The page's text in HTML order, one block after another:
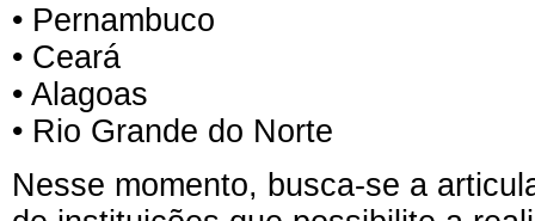
• Pernambuco
• Ceará
• Alagoas
• Rio Grande do Norte
Nesse momento, busca-se a